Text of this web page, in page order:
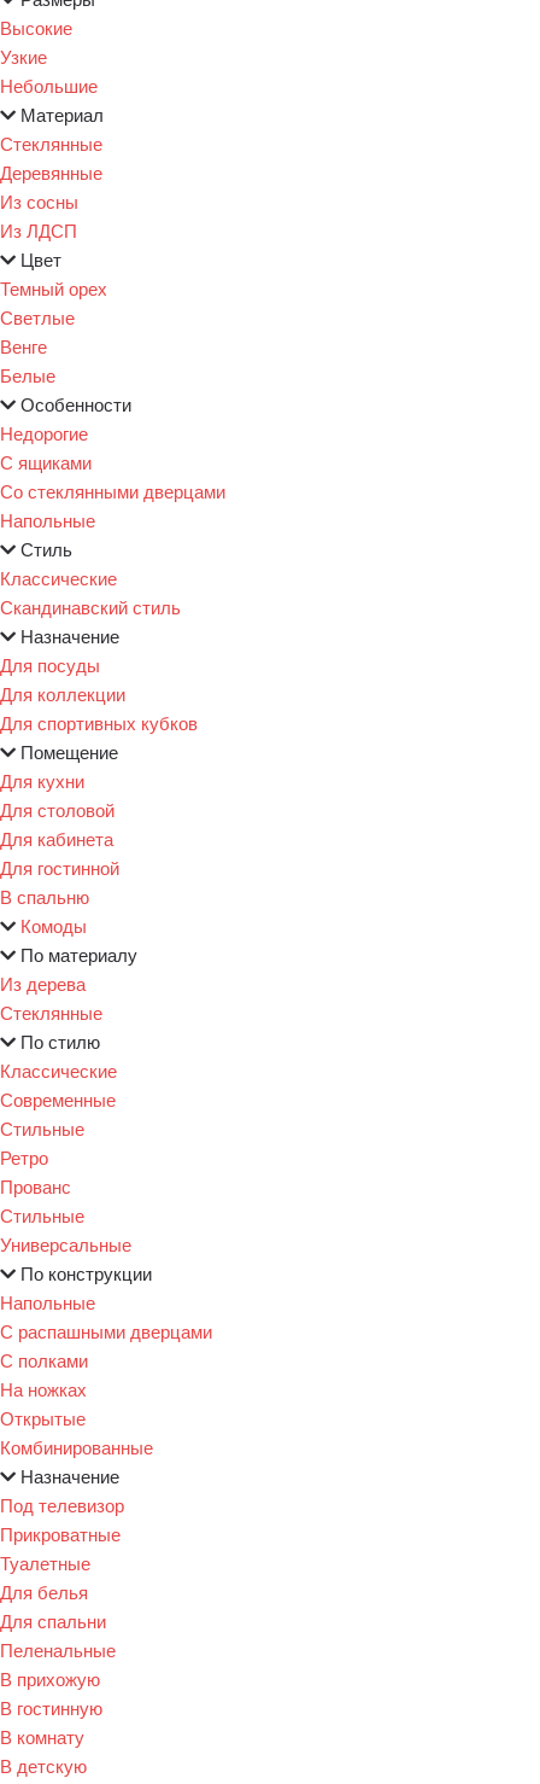
Высокие
Узкие
Небольшие
Материал
Стеклянные
Деревянные
Из сосны
Из ЛДСП
Цвет
Темный орех
Светлые
Венге
Белые
Особенности
Недорогие
С ящиками
Со стеклянными дверцами
Напольные
Стиль
Классические
Скандинавский стиль
Назначение
Для посуды
Для коллекции
Для спортивных кубков
Помещение
Для кухни
Для столовой
Для кабинета
Для гостинной
В спальню
Комоды
По материалу
Из дерева
Стеклянные
По стилю
Классические
Современные
Стильные
Ретро
Прованс
Стильные
Универсальные
По конструкции
Напольные
С распашными дверцами
С полками
На ножках
Открытые
Комбинированные
Назначение
Под телевизор
Прикроватные
Туалетные
Для белья
Для спальни
Пеленальные
В прихожую
В гостинную
В комнату
В детскую